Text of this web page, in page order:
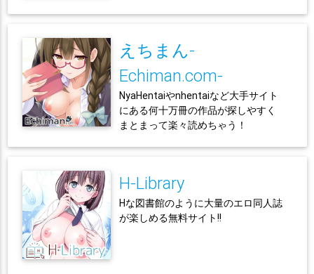
えちまん-
Echiman.com-
NyaHentaiやnhentaiなど大手サイト
にある何十万冊の作品が探しやすく
まとまって楽々読めちゃう！
H-Library
Hな図書館のように大量のエロ同人誌
が楽しめる無料サイト!!